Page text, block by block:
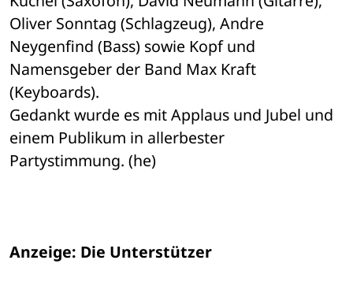
Oliver Sonntag (Schlagzeug), Andre
Neygenfind (Bass) sowie Kopf und
Namensgeber der Band Max Kraft
(Keyboards).
Gedankt wurde es mit Applaus und Jubel und
einem Publikum in allerbester
Partystimmung. (he)
Anzeige: Die Unterstützer